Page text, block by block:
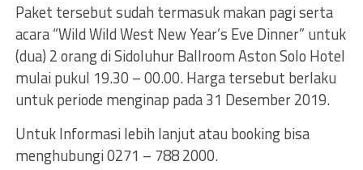
Paket tersebut sudah termasuk makan pagi serta
acara “Wild Wild West New Year’s Eve Dinner” untuk
(dua) 2 orang di Sidoluhur Ballroom Aston Solo Hotel
mulai pukul 19.30 – 00.00. Harga tersebut berlaku
untuk periode menginap pada 31 Desember 2019.
Untuk Informasi lebih lanjut atau booking bisa
menghubungi 0271 – 788 2000.